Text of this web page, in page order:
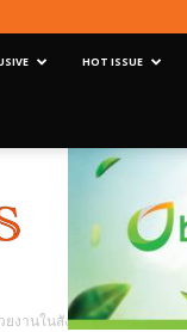
HOT ISSUE
งานในสังกัดรับมือไฟป่าแล